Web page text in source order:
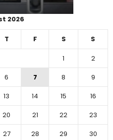
2026
T F S S
1
2
6 7 8
9
13 14 15
16
20 21 22
23
27 28 29
30